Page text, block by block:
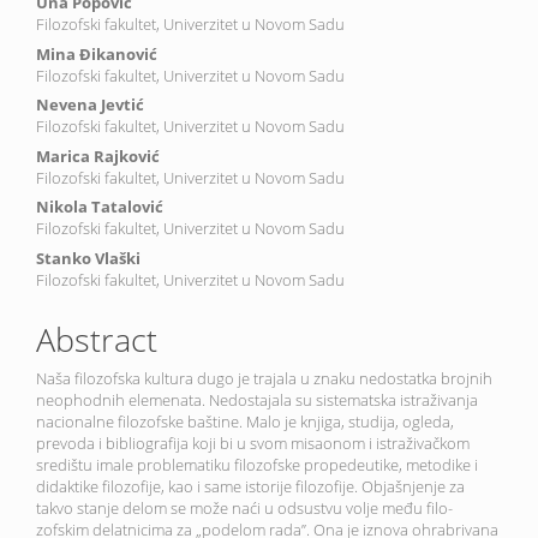
Filozofski fakultet, Univerzitet u Novom Sadu
Mina Đikanović
Filozofski fakultet, Univerzitet u Novom Sadu
Nevena Jevtić
Filozofski fakultet, Univerzitet u Novom Sadu
Marica Rajković
Filozofski fakultet, Univerzitet u Novom Sadu
Nikola Tatalović
Filozofski fakultet, Univerzitet u Novom Sadu
Stanko Vlaški
Filozofski fakultet, Univerzitet u Novom Sadu
Abstract
Naša filozofska kultura dugo je trajala u znaku nedostatka brojnih
neophodnih elemenata. Nedostajala su sistematska istraživanja
nacionalne filozofske baštine. Malo je knjiga, studija, ogleda,
prevoda i bibliografija koji bi u svom misaonom i istraživačkom
središtu imale problematiku filozofske propedeutike, metodike i
didaktike filozofije, kao i same istorije filozofije. Objašnjenje za
takvo stanje delom se može naći u odsustvu volje među filo-
zofskim delatnicima za „podelom rada”. Ona je iznova ohrabrivana